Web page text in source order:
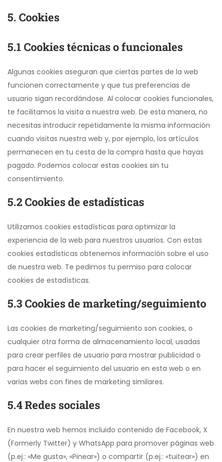
5. Cookies
5.1 Cookies técnicas o funcionales
Algunas cookies aseguran que ciertas partes de la web
funcionen correctamente y que tus preferencias de
usuario sigan recordándose. Al colocar cookies funcionales,
te facilitamos la visita a nuestra web. De esta manera, no
necesitas introducir repetidamente la misma información
cuando visitas nuestra web y, por ejemplo, los artículos
permanecen en tu cesta de la compra hasta que hayas
pagado. Podemos colocar estas cookies sin tu
consentimiento.
5.2 Cookies de estadísticas
Utilizamos cookies estadísticas para optimizar la
experiencia de la web para nuestros usuarios. Con estas
cookies estadísticas obtenemos información sobre el uso
de nuestra web. Te pedimos tu permiso para colocar
cookies de estadísticas.
5.3 Cookies de marketing/seguimiento
Las cookies de marketing/seguimiento son cookies, o
cualquier otra forma de almacenamiento local, usadas
para crear perfiles de usuario para mostrar publicidad o
para hacer el seguimiento del usuario en esta web o en
varias webs con fines de marketing similares.
5.4 Redes sociales
En nuestra web hemos incluido contenido de Facebook, X
(Formerly Twitter) y WhatsApp para promover páginas web
(p.ej.: «Me gusta», «Pinear») o compartir (p.ej.: «tuitear») en